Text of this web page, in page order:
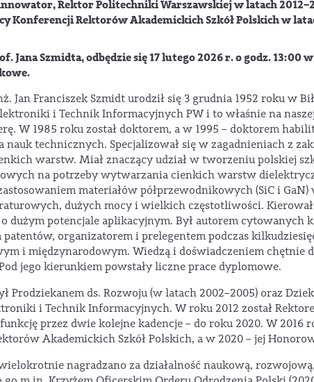
Rektor Politechniki Warszawskiej w latach
Konferencji Rektorów Akademickich Szkół Polskich w
Jana Szmidta, odbędzie się 17 lutego 2026 r. o godz.
Jan Franciszek Szmidt urodził się 3 grudnia 1952 roku w
i Technik Informacyjnych PW i to właśnie na
W 1985 roku został doktorem, a w 1995 – doktorem
nauk technicznych. Specjalizował się w zagadnieniach z
warstw. Miał znaczący udział w tworzeniu polskiej
na potrzeby wytwarzania cienkich warstw
materiałów półprzewodnikowych (SiC i
dużych mocy i wielkich częstotliwości.
dużym potencjale aplikacyjnym. Był autorem cytowanych
patentów, organizatorem i prelegentem podczas
i międzynarodowym. Wiedzą i doświadczeniem chętnie
jego kierunkiem powstały liczne prace dyplomowe.
Prodziekanem ds. Rozwoju (w latach 2002–2005) oraz
i Technik Informacyjnych. W roku 2012 został
przez dwie kolejne kadencje – do roku 2020. W 2016
Akademickich Szkół Polskich, a w 2020 – jej
nagradzano za działalność naukową,